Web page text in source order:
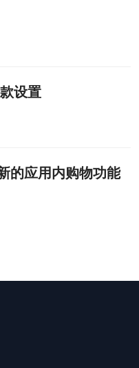
设置
的应用内购物功能